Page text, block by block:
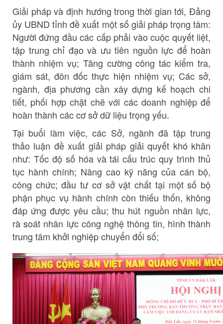
Giải pháp và định hướng trong thời gian tới, Đảng
ủy UBND tỉnh đề xuất một số giải pháp trọng tâm:
Người đứng đầu các cấp phải vào cuộc quyết liệt,
tập trung chỉ đạo và ưu tiên nguồn lực để hoàn
thành nhiệm vụ; Tăng cường công tác kiểm tra,
giám sát, đôn đốc thực hiện nhiệm vụ; Các sở,
ngành, địa phương cần xây dựng kế hoạch chi
tiết, phối hợp chặt chẽ với các doanh nghiệp để
hoàn thành các cơ sở dữ liệu trọng yếu.
Tại buổi làm việc, các Sở, ngành đã tập trung
thảo luận đề xuất giải pháp giải quyết khó khăn
như: Tốc độ số hóa và tái cấu trúc quy trình thủ
tục hành chính; Nâng cao kỹ năng của cán bộ,
công chức; đầu tư cơ sở vật chất tại một số bộ
phận phục vụ hành chính còn thiếu thốn, không
đáp ứng được yêu cầu; thu hút nguồn nhân lực,
rà soát nhân lực công nghệ thông tin, hình thành
trung tâm khởi nghiệp chuyển đổi số;